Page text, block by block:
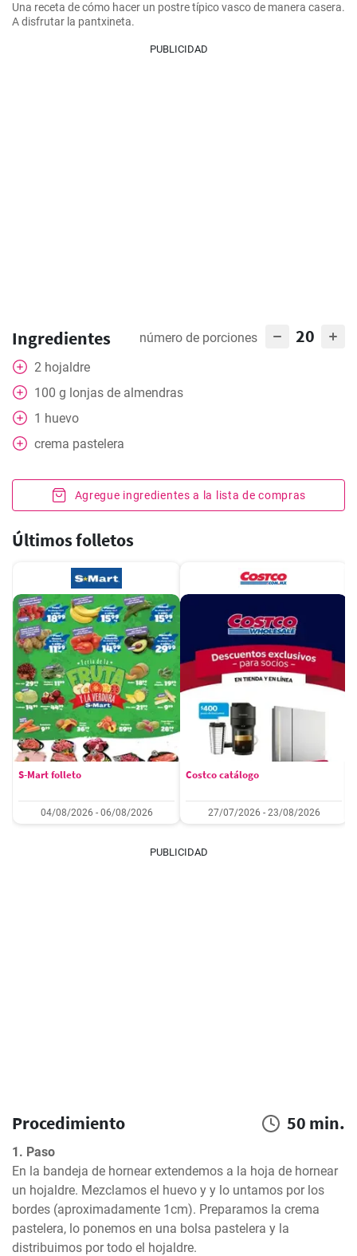
Una receta de cómo hacer un postre típico vasco de manera casera.
A disfrutar la pantxineta.
PUBLICIDAD
Ingredientes número de porciones 20
2 hojaldre
100 g lonjas de almendras
1 huevo
crema pastelera
Agregue ingredientes a la lista de compras
Últimos folletos
S-Mart folleto
04/08/2026 - 06/08/2026
Costco catálogo
27/07/2026 - 23/08/2026
PUBLICIDAD
Procedimiento 50 min.
1. Paso
En la bandeja de hornear extendemos a la hoja de hornear
un hojaldre. Mezclamos el huevo y y lo untamos por los
bordes (aproximadamente 1cm). Preparamos la crema
pastelera, lo ponemos en una bolsa pastelera y la
distribuimos por todo el hojaldre.